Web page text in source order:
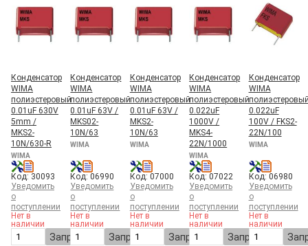
Конденсатор
WIMA
полиэстеровый
0.01uF 630V
5mm /
MKS2-
10N/630-R
WIMA
Код: 30093
Уведомить
о
поступлении
Нет в
наличии
Запросить
Конденсатор
WIMA
полиэстеровый
0.01uF 63V /
MKS02-
10N/63
WIMA
Код: 06990
Уведомить
о
поступлении
Нет в
наличии
Запросить
Конденсатор
WIMA
полиэстеровый
0.01uF 63V /
MKS2-
10N/63
WIMA
Код: 07000
Уведомить
о
поступлении
Нет в
наличии
Запросить
Конденсатор
WIMA
полиэстеровый
0.022uF
1000V /
MKS4-
22N/1000
WIMA
Код: 07022
Уведомить
о
поступлении
Нет в
наличии
Запросить
Конденсатор
WIMA
0.022uF
100V / FKS2-
22N/100
WIMA
Код: 06980
Уведомить
о
поступлении
Нет в
наличии